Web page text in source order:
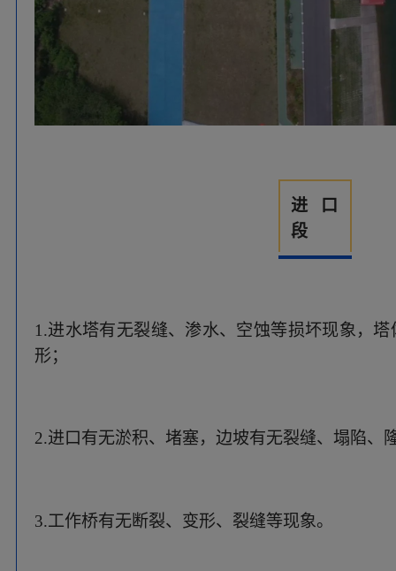
1.进水塔有无裂缝、渗水、空蚀等损坏现象，
形；
3.工作桥有无断裂、变形、裂缝等现象。
段
1.洞身沿线是否存在坝体变形、塌陷，洞身有